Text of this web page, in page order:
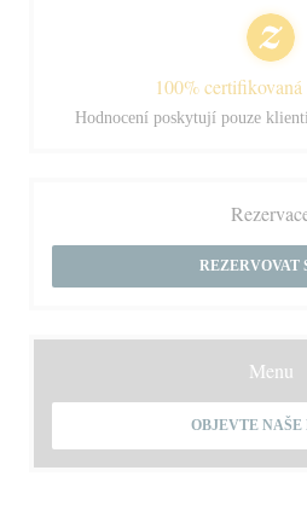
100%
Hodnocení poskytují pouze
REZERVOVAT
Menu
OBJEVTE NAŠE